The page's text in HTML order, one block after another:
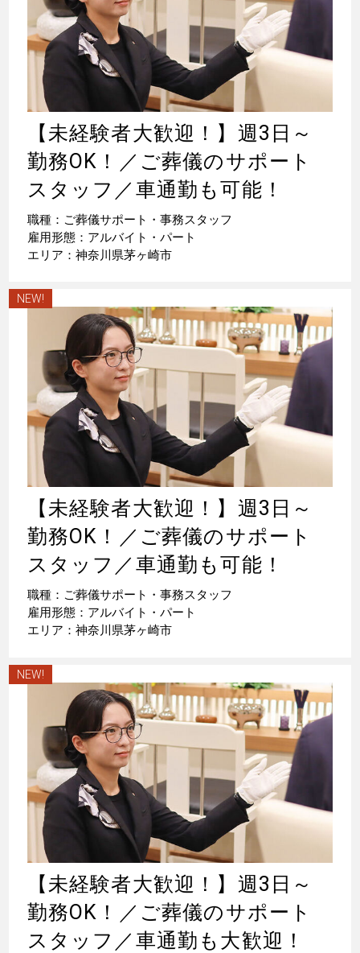
【未経験者大歓迎！】週3日～
勤務OK！／ご葬儀のサポート
スタッフ／車通勤も可能！
職種：ご葬儀サポート・事務スタッフ
雇用形態：アルバイト・パート
エリア：神奈川県茅ヶ崎市
NEW!
【未経験者大歓迎！】週3日～
勤務OK！／ご葬儀のサポート
スタッフ／車通勤も可能！
職種：ご葬儀サポート・事務スタッフ
雇用形態：アルバイト・パート
エリア：神奈川県茅ヶ崎市
NEW!
【未経験者大歓迎！】週3日～
勤務OK！／ご葬儀のサポート
スタッフ／車通勤も大歓迎！